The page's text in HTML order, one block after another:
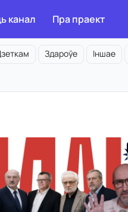
канал Пра праект
Здароўе Іншае